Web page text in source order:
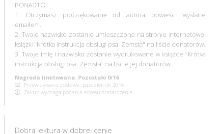
PONADTO:
1. Otrzymasz podziękowanie od autora powieści wysłane
emailem.
2. Twoje nazwisko zostanie umieszczone na stronie internetowej
książki "Krótka instrukcja obsługi psa: Zemsta" na liście donatorów.
3. Twoje imię i nazwisko zostanie wydrukowane w książce "Krótka
instrukcja obsługi psa: Zemsta" na liście jej donatorów.
Nagroda limitowana. Pozostało 0/16
Przewidywana dostawa: październik 2016
Zakup wymaga podania adresu dostarczenia
Dobra lektura w dobrej cenie